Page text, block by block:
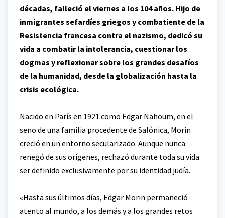
décadas, falleció el viernes a los 104 años. Hijo de
inmigrantes sefardíes griegos y combatiente de la
Resistencia francesa contra el nazismo, dedicó su
vida a combatir la intolerancia, cuestionar los
dogmas y reflexionar sobre los grandes desafíos
de la humanidad, desde la globalización hasta la
crisis ecológica.
Nacido en París en 1921 como Edgar Nahoum, en el
seno de una familia procedente de Salónica, Morin
creció en un entorno secularizado. Aunque nunca
renegó de sus orígenes, rechazó durante toda su vida
ser definido exclusivamente por su identidad judía.
«Hasta sus últimos días, Edgar Morin permaneció
atento al mundo, a los demás y a los grandes retos